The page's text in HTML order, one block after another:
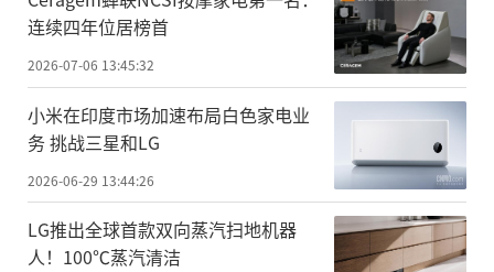
连续四年位居榜首
2026-07-06 13:45:32
小米在印度市场加速布局白色家电业
务 挑战三星和LG
2026-06-29 13:44:26
LG推出全球首款双向蒸汽扫地机器
人！100℃蒸汽清洁